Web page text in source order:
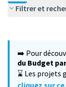
Filtrer et
−
➡️ Pour
du Budget
⌛ Les projets
cliquez sur